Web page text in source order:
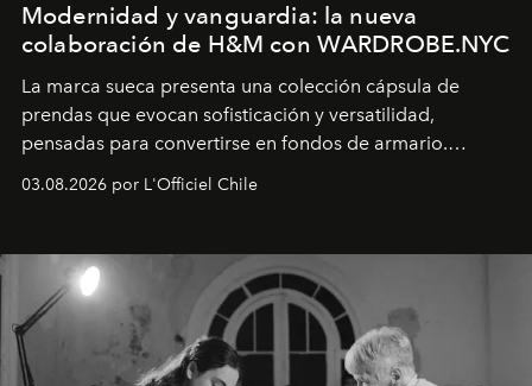
Modernidad y vanguardia: la nueva
colaboración de H&M con WARDROBE.NYC
La marca sueca presenta una colección cápsula de
prendas que evocan sofisticación y versatilidad,
pensadas para convertirse en fondos de armario.
Disponible en Chile desde el 6 de agosto.
03.08.2026 por L'Officiel Chile